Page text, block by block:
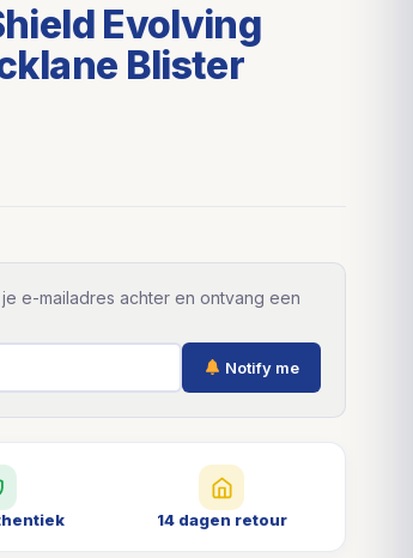
Evolving
Blister
e-mailadres achter en ontvang een
Notify me
14 dagen retour